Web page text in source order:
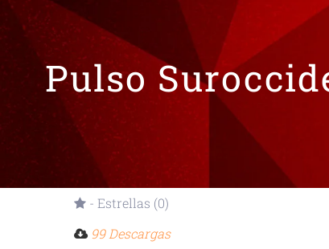
Pulso
- Estrellas (0)
99 Descargas